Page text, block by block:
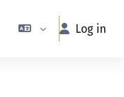
Log in